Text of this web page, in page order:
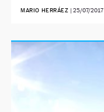
MARIO HERRÁEZ | 25/07/2017